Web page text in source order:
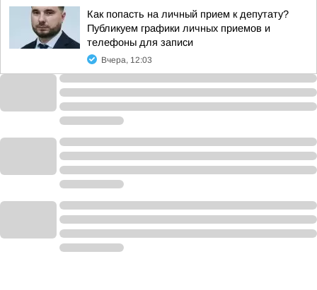
Как попасть на личный прием к депутату?
Публикуем графики личных приемов и
телефоны для записи
Вчера, 12:03